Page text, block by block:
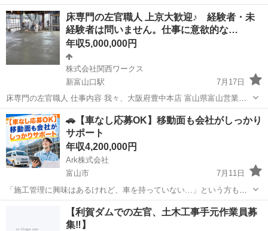
床専門の左官職人 上京大歓迎♪ 経験者・未
経験者は問いません。仕事に意欲的な…
年収5,000,000円
株式会社関西ワークス
新富山口駅
7月17日
床専門の左官職人 仕事内容 我々、大阪府豊中本店 富山県富山営業所
の株式会社関西WORK’s（ワークス）のような床専門の左官業者は、
通称「土間屋」と呼ばれています。 皆さんがよくご存知の漆喰塗りな
どで内装や外壁を仕上げる...
富山 富山市 新富山口駅 その他 左官
🚗【車なし応募OK】移動面も会社がしっかり
サポート
年収4,200,000円
Ark株式会社
富山市
7月11日
「施工管理に興味はあるけれど、車を持っていない…」という方もご
安心ください！ 移動方法や現場への通勤についても会社がしっかりサ
ポートします✨ 未経験から正社員として、建設業界で新しいキャリア
を始められます🏗️ ーー...
施工管理 業務
【利賀ダムでの左官、土木工事手元作業員募
集‼️】